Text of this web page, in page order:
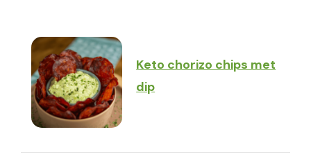
Keto chorizo chips met
dip